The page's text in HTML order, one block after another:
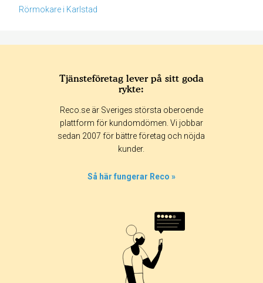
Rörmokare i Karlstad
365 dagar 90 dagar
30 dagar
Tjänsteföretag lever på sitt goda
rykte:
Reco.se är Sveriges största oberoende
plattform för kundomdömen. Vi jobbar
sedan 2007 för bättre företag och nöjda
kunder.
Så här fungerar Reco »